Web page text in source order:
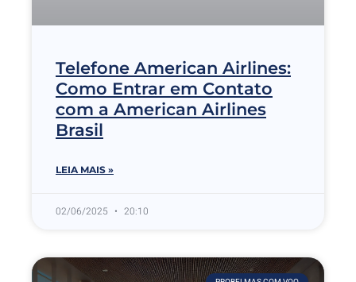
Telefone American Airlines:
Como Entrar em Contato
com a American Airlines
Brasil
LEIA MAIS »
02/06/2025 20:10